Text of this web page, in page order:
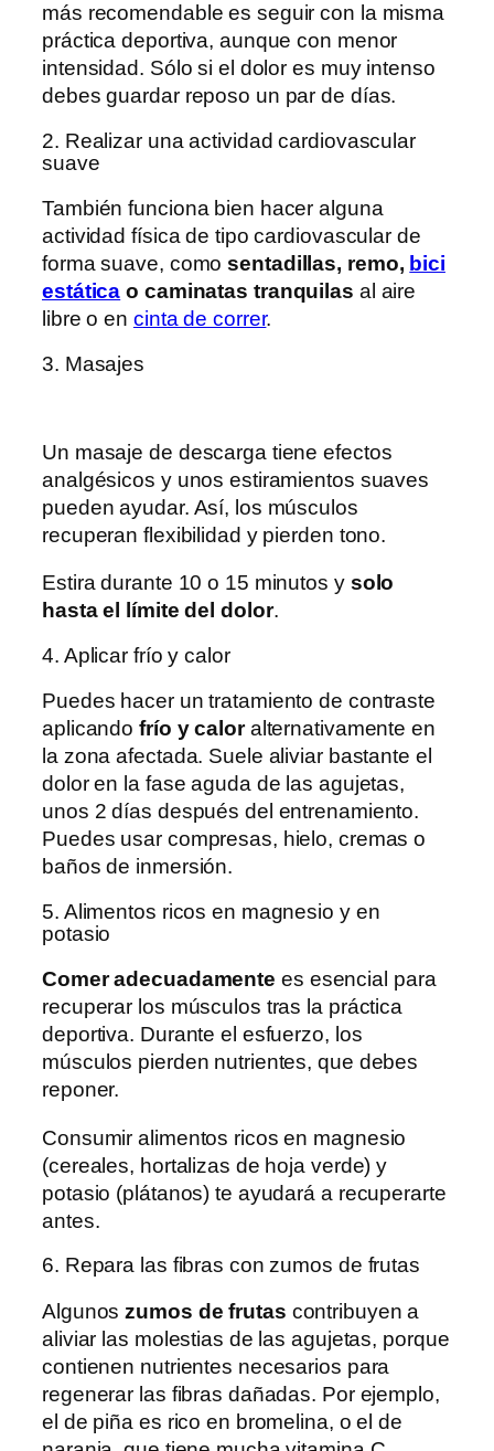
más recomendable es seguir con la misma
práctica deportiva, aunque con menor
intensidad. Sólo si el dolor es muy intenso
debes guardar reposo un par de días.
2. Realizar una actividad cardiovascular
suave
También funciona bien hacer alguna
actividad física de tipo cardiovascular de
forma suave, comosentadillas, remo, bici
estática o caminatas tranquilas al aire
libre o en cinta de correr.
3. Masajes
Un masaje de descarga tiene efectos
analgésicos y unos estiramientos suaves
pueden ayudar. Así, los músculos
recuperan flexibilidad y pierden tono.
Estira durante 10 o 15 minutos y solo
hasta el límite del dolor.
4. Aplicar frío y calor
Puedes hacer un tratamiento de contraste
aplicandofrío y caloralternativamente en
la zona afectada. Suele aliviar bastante el
dolor en la fase aguda de las agujetas,
unos 2 días después del entrenamiento.
Puedes usar compresas, hielo, cremas o
baños de inmersión.
5. Alimentos ricos en magnesio y en
potasio
Comer adecuadamente es esencial para
recuperar los músculos tras la práctica
deportiva. Durante el esfuerzo, los
músculos pierden nutrientes, que debes
reponer.
Consumir alimentos ricos en magnesio
(cereales, hortalizas de hoja verde) y
potasio (plátanos) te ayudará a recuperarte
antes.
6. Repara las fibras con zumos de frutas
Algunoszumos de frutas contribuyen a
aliviar las molestias de las agujetas, porque
contienen nutrientes necesarios para
regenerar las fibras dañadas. Por ejemplo,
el de piña es rico en bromelina, o el de